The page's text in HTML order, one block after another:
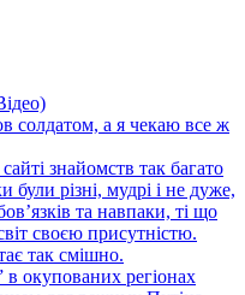
солдатом, а я чекаю все ж
знайомств так багато
були різні, мудрі і не дуже,
та навпаки, ті що
своєю присутністю.
так смішно.
окупованих регіонах